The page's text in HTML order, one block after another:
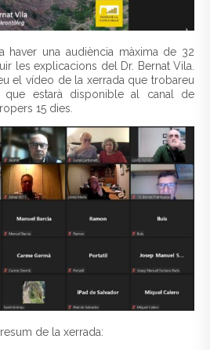
haver una audiència màxima de 32
les explicacions del Dr. Bernat Vila.
el vídeo de la xerrada que trobareu
estarà disponible al canal de
15 dies.
de la xerrada: